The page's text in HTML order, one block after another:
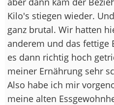
Kilo's stiegen wieder.
ganz brutal. Wir hatten
anderem und das fettige
es dann richtig hoch
meiner Ernährung sehr
Also habe ich mir
meine alten